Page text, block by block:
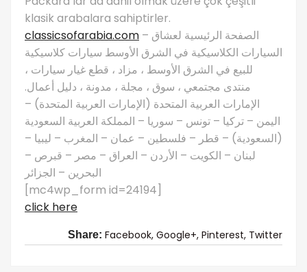
klasik arabalara sahiptirler.
classicsofarabia.com – الصفحة الرئيسية لعشاق
السيارات الكلاسيكية في الشرق الأوسط سيارات كلاسيكية
للبيع في الشرق الأوسط ، مزاد ، قطع غيار سيارات ،
منتدى مجتمعي ، سوق ، مجلة ، مدونة ، دليل أعمال.
الإمارات العربية المتحدة (الإمارات العربية المتحدة) –
اليمن – تركيا – تونس – سوريا – المملكة العربية السعودية
(السعودية) – قطر – فلسطين – عمان – المغرب – ليبيا –
لبنان – الكويت – الأردن – العراق – مصر – قبرص –
البحرين – الجزائر
[mc4wp_form id=24194]
click here
Share: Facebook, Google+, Pinterest, Twitter